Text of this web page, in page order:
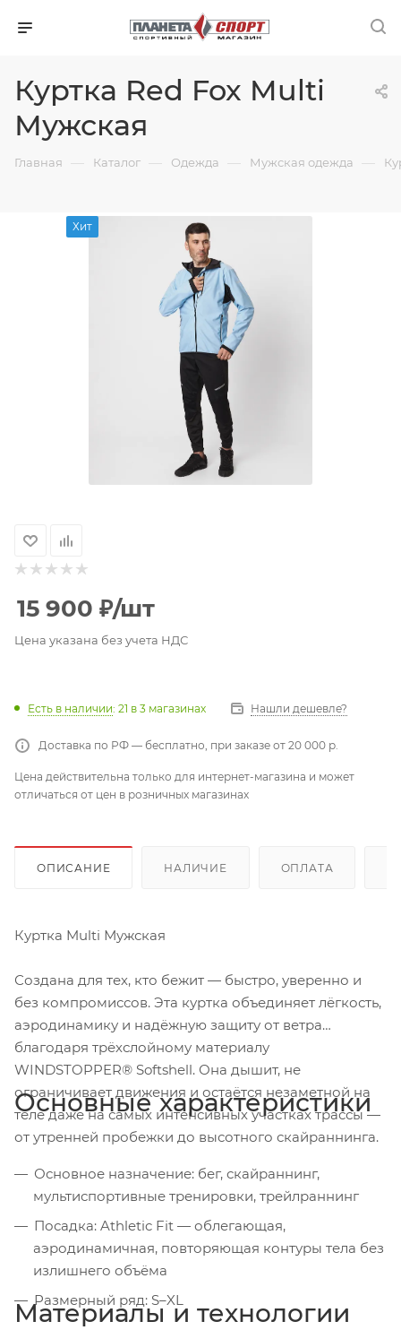
Куртка Red Fox Multi
Мужская
Главная — Каталог — Одежда — Мужская одежда —
Хит
15 900 ₽/шт
Цена указана без учета НДС
Есть в наличии: 21 в 3 магазинах Нашли дешевле?
Доставка по РФ — бесплатно, при заказе от 20 000 р.
Цена действительна только для интернет-магазина и может
отличаться от цен в розничных магазинах
ОПИСАНИЕ НАЛИЧИЕ ОПЛАТА
Куртка Multi Мужская
Создана для тех, кто бежит — быстро, уверенно и
без компромиссов. Эта куртка объединяет лёгкость,
аэродинамику и надёжную защиту от ветра
благодаря трёхслойному материалу
WINDSTOPPER® Softshell. Она дышит, не
ограничивает движения и остаётся незаметной на
теле даже на самых интенсивных участках трассы —
от утренней пробежки до высотного скайраннинга.
Основные характеристики
Основное назначение: бег, скайраннинг,
мультиспортивные тренировки, трейлраннинг
Посадка: Athletic Fit — облегающая,
аэродинамичная, повторяющая контуры тела без
излишнего объёма
Размерный ряд: S–XL
Материалы и технологии